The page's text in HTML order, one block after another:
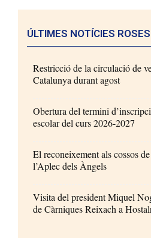
ÚLTIMES NOTÍCIES ROSES
Restricció de la circulació de
Catalunya durant agost
Obertura del termini
escolar del curs 2026-2027
El reconeixement als cossos
l’Aplec dels Àngels
Visita del president Miquel
de Càrniques Reixach a